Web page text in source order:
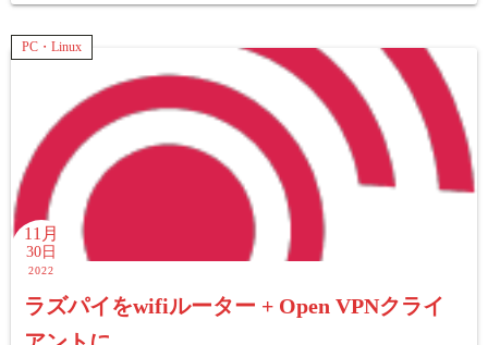
PC・Linux
11月
30日
2022
ラズパイをwifiルーター + Open VPNクライ